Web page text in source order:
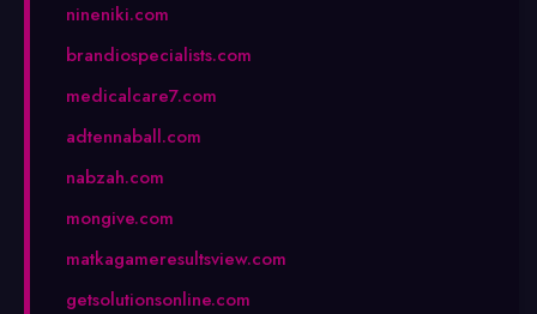
nineniki.com
brandiospecialists.com
medicalcare7.com
adtennaball.com
nabzah.com
mongive.com
matkagameresultsview.com
getsolutionsonline.com